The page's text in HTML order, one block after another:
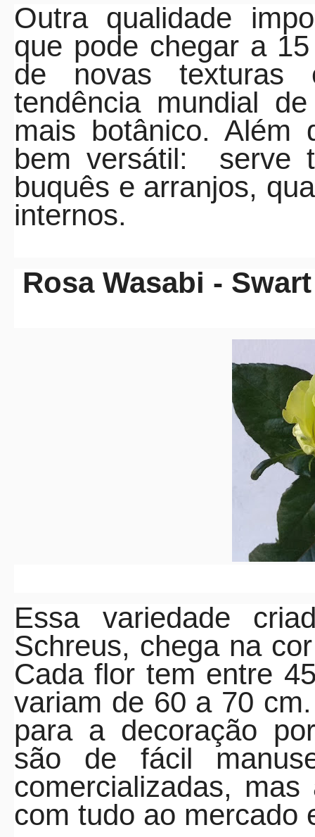
Outra qualidade
que pode chegar a
de novas texturas
tendência mundial
mais botânico. Além
bem versátil:
serve
buquês e arranjos,
internos.
Rosa Wasabi -
Essa variedade
Schreus, chega na
Cada flor tem entre
variam de 60 a 70
para a decoração
são de fácil
comercializadas,
com tudo ao mercado